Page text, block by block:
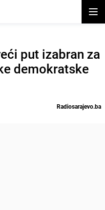
put izabran za
demokratske
Radiosarajevo.ba